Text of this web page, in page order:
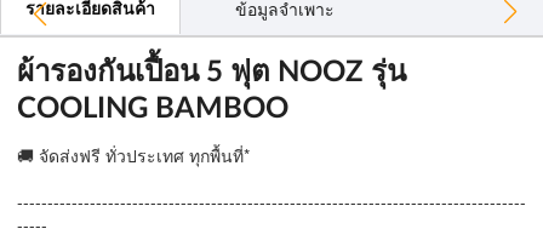
รายละเอียดสินค้า ข้อมูลจำเพาะ
ผ้ารองกันเปื้อน 5 ฟุต NOOZ รุ่น
COOLING BAMBOO
🚚 จัดส่งฟรี ทั่วประเทศ ทุกพื้นที่*
------------------------------------------------------------------------------------
-----